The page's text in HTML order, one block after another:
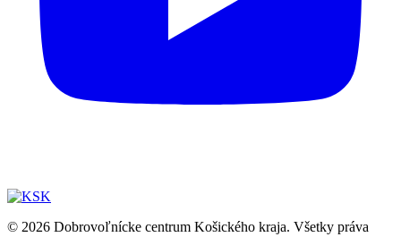
© 2026 Dobrovoľnícke centrum Košického kraja. Všetky práva